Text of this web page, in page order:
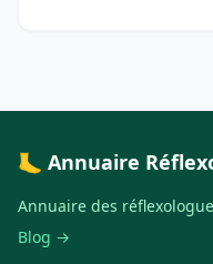
🦶 Annuaire
Annuaire des
Blog →